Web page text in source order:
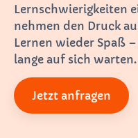
Lernschwierigkeiten
nehmen den Druck
Lernen wieder Spaß
lange auf sich warten.
Jetzt anfragen